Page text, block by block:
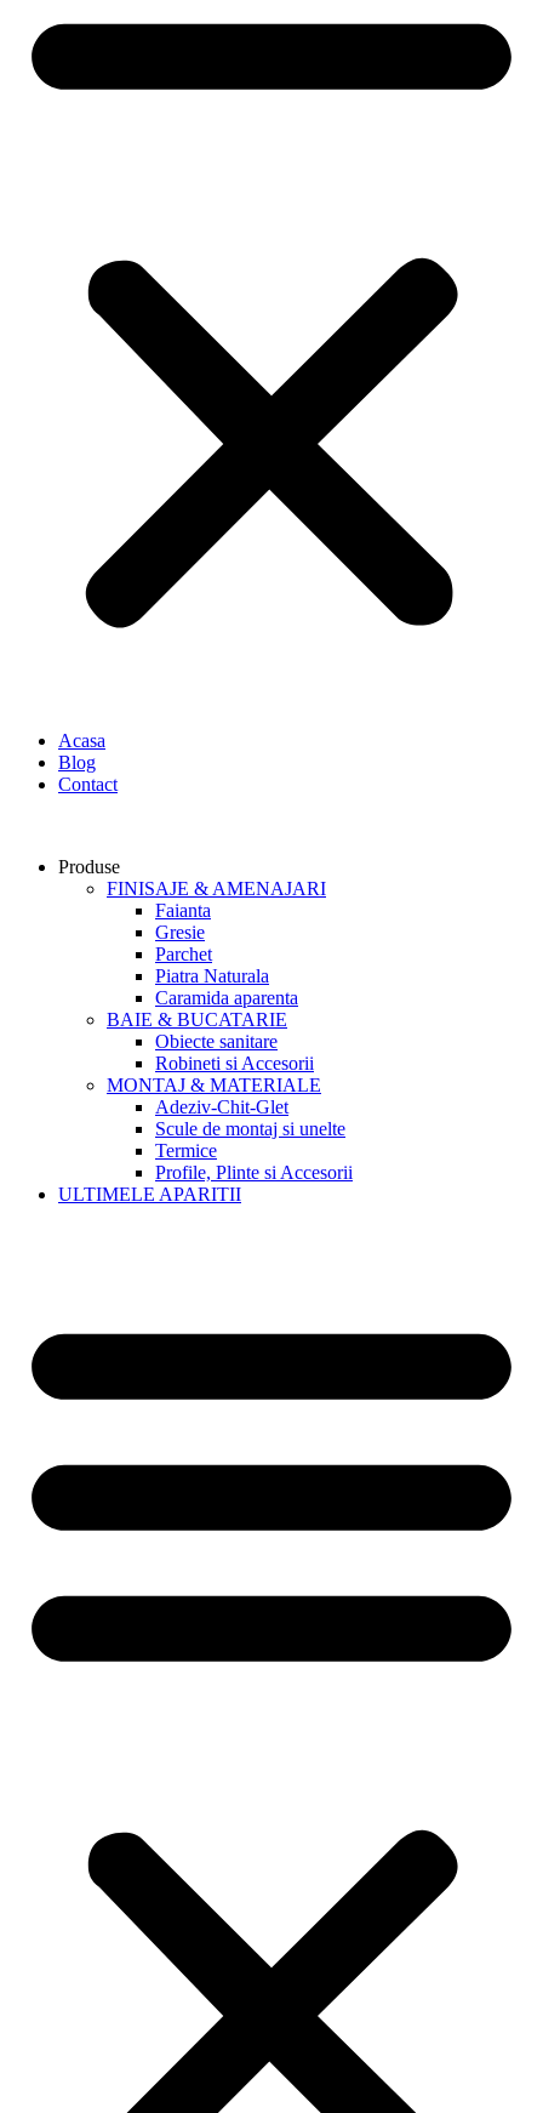
Acasa
Blog
Contact
Produse
FINISAJE & AMENAJARI
Faianta
Gresie
Parchet
Piatra Naturala
Caramida aparenta
BAIE & BUCATARIE
Obiecte sanitare
Robineti si Accesorii
MONTAJ & MATERIALE
Adeziv-Chit-Glet
Scule de montaj si unelte
Termice
Profile, Plinte si Accesorii
ULTIMELE APARITII